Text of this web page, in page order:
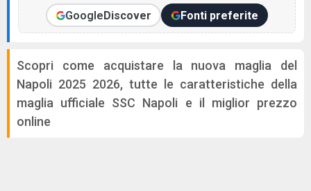
GoogleDiscover Fonti preferite
Scopri come acquistare la nuova maglia del
Napoli 2025 2026, tutte le caratteristiche della
maglia ufficiale SSC Napoli e il miglior prezzo
online